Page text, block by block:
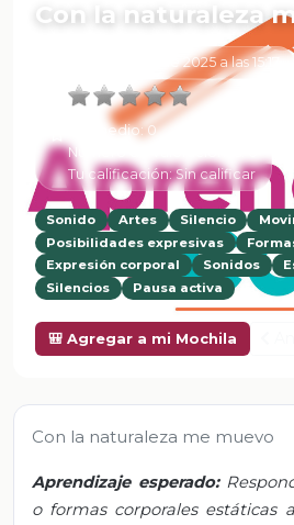
Con la naturaleza
6 de Febrero de 2025 a las 15:17
Promedio: 0
Número de valoraciones:
Tu calificación:Sin calificar
Sonido Artes Silencio
Posibilidades expresivas
Expresión corporal
Sonidos
Silencios
Pausa activa
🎒 Agregar a mi Mochila
Con la naturaleza me muevo
Aprendizaje esperado:
o formas corporales estáticas